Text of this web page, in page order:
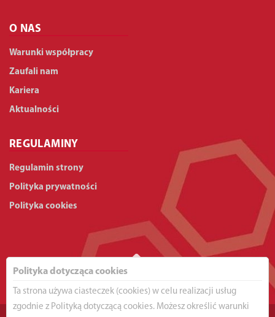
O NAS
Warunki współpracy
Zaufali nam
Kariera
Aktualności
REGULAMINY
Regulamin strony
Polityka prywatności
Polityka cookies
Polityka dotycząca cookies
Ta strona używa ciasteczek (cookies) w celu realizacji usług
zgodnie z Polityką dotyczącą cookies. Możesz określić warunki